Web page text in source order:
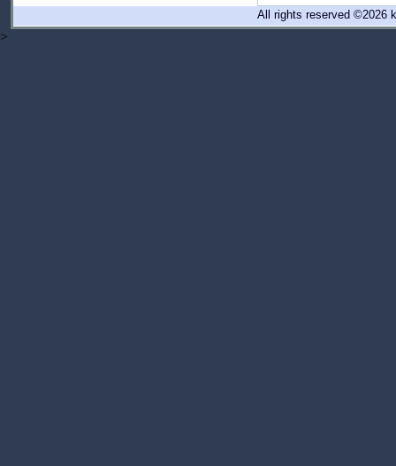
All rights reserved ©2026
>